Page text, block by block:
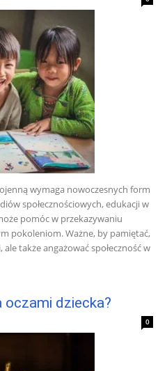
wymaga nowoczesnych form
społecznościowych, edukacji w
pomóc w przekazywaniu
pokoleniom. Ważne, by pamiętać,
także angażować społeczność w
oczami dziecka?
0